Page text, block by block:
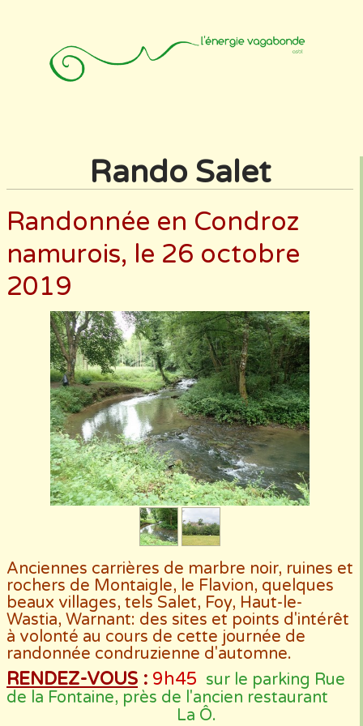
Animateurs
Contact
Rando Salet
Randonnée en Condroz
namurois, le 26 octobre
2019
Anciennes carrières de marbre noir, ruines et
rochers de Montaigle, le Flavion, quelques
beaux villages, tels Salet, Foy, Haut-le-
Wastia, Warnant: des sites et points d'intérêt
à volonté au cours de cette journée de
randonnée condruzienne d'automne.
RENDEZ-VOUS : 9h45 sur le parking Rue
de la Fontaine, près de l'ancien restaurant
La Ô.